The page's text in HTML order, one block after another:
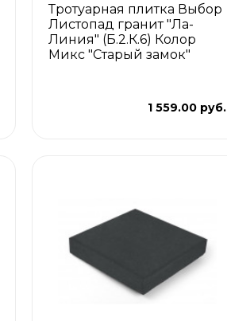
Тротуарная плитка Выбор
Листопад гранит "Ла-
Линия" (Б.2.К.6) Колор
Микс "Старый замок"
1 559.00 руб.